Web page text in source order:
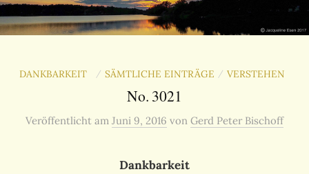
DANKBARKEIT / SÄMTLICHE EINTRÄGE / VERSTEHEN
No. 3021
Veröffentlicht am Juni 9, 2016 von Gerd Peter Bischoff
Dankbarkeit